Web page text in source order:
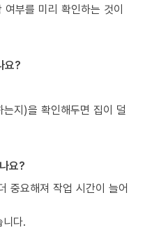
여부를 미리 확인하는 것이
요?
지)을 확인해두면 집이 덜
요?
중요해져 작업 시간이 늘어
다.